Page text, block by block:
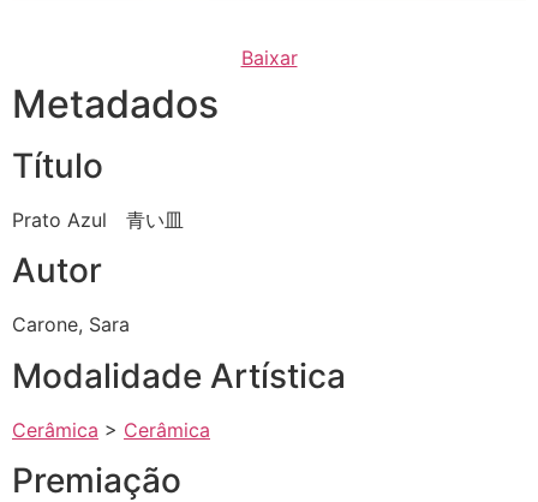
Baixar
Metadados
Título
Prato Azul 青い皿
Autor
Carone, Sara
Modalidade Artística
Cerâmica > Cerâmica
Premiação